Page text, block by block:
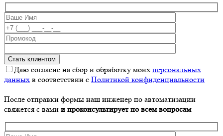
Даю согласие на сбор и обработку моих персональных
данных в соответствии с Политикой конфиденциальности
После отправки формы наш инженер по автоматизации
свяжется с вами и проконсультирует по всем вопросам